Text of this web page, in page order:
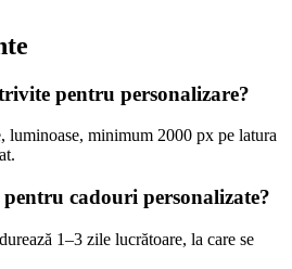
pentru personalizare?
luminoase, minimum 2000 px pe latura
cadouri personalizate?
1–3 zile lucrătoare, la care se